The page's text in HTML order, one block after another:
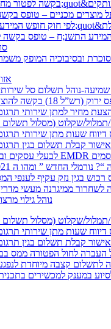
ובסיבוכיה המופק
שמיעה-נוהל תשלום סל
(רש”ל 18) בקשה להוצאת רישיון נהיגה
– הצעת מחיר למתן שירותי
תמלול/שקלוט (מסלול
טופס דיווח שעות מתן שירותי
2357 – אישור קבלת תשלום בגין
החדש ” ומהו ה 2021 איך תראה
לשחרור ממיגרנה מעשי
נוהל גילוי
תמלול/שקלוט (מסלול
טופס דיווח שעות מתן שירותי
2357 – אישור קבלת תשלום בגין
תביעה לתשלום קצבה מיוחדת
לסיוע במענק למכשירים